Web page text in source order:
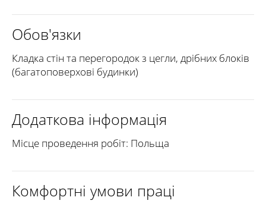
Обов'язки
Кладка стін та перегородок з цегли, дрібних блоків
(багатоповерхові будинки)
Додаткова інформація
Місце проведення робіт: Польща
Комфортні умови праці